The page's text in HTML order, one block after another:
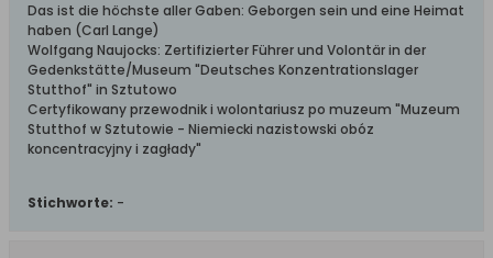
Das ist die höchste aller Gaben: Geborgen sein und eine Heimat
haben (Carl Lange)
Wolfgang Naujocks: Zertifizierter Führer und Volontär in der
Gedenkstätte/Museum "Deutsches Konzentrationslager
Stutthof" in Sztutowo
Certyfikowany przewodnik i wolontariusz po muzeum "Muzeum
Stutthof w Sztutowie - Niemiecki nazistowski obóz
koncentracyjny i zagłady"
Stichworte: -